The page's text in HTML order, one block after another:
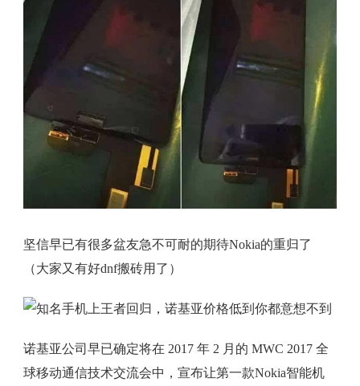
坚信早已有很多盆友急不可耐的期待Nokia的重归了
（大家又有好dnf搬砖用了）
诺基亚公司早已确定将在 2017 年 2 月的 MWC 2017 全
球移动通信技术交流会中，宣布让第一款Nokia智能机